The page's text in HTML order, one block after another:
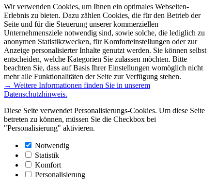
Wir verwenden Cookies, um Ihnen ein optimales Webseiten-
Erlebnis zu bieten. Dazu zählen Cookies, die für den Betrieb der
Seite und für die Steuerung unserer kommerziellen
Unternehmensziele notwendig sind, sowie solche, die lediglich zu
anonymen Statistikzwecken, für Komforteinstellungen oder zur
Anzeige personalisierter Inhalte genutzt werden. Sie können selbst
entscheiden, welche Kategorien Sie zulassen möchten. Bitte
beachten Sie, dass auf Basis Ihrer Einstellungen womöglich nicht
mehr alle Funktionalitäten der Seite zur Verfügung stehen.
→ Weitere Informationen finden Sie in unserem
Datenschutzhinweis.
Diese Seite verwendet Personalisierungs-Cookies. Um diese Seite
betreten zu können, müssen Sie die Checkbox bei
"Personalisierung" aktivieren.
Notwendig
Statistik
Komfort
Personalisierung